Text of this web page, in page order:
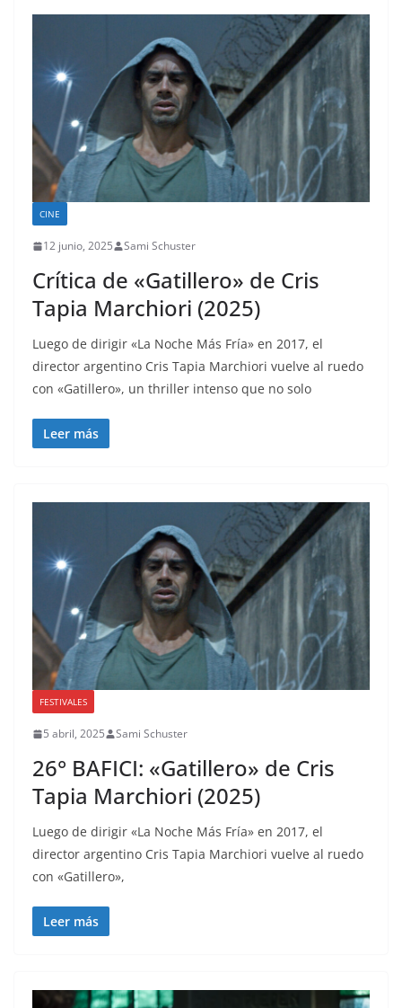
CINE
12 junio, 2025 Sami Schuster
Crítica de «Gatillero» de Cris
Tapia Marchiori (2025)
Luego de dirigir «La Noche Más Fría» en 2017, el
director argentino Cris Tapia Marchiori vuelve al ruedo
con «Gatillero», un thriller intenso que no solo
Leer más
FESTIVALES
5 abril, 2025 Sami Schuster
26° BAFICI: «Gatillero» de Cris
Tapia Marchiori (2025)
Luego de dirigir «La Noche Más Fría» en 2017, el
director argentino Cris Tapia Marchiori vuelve al ruedo
con «Gatillero»,
Leer más